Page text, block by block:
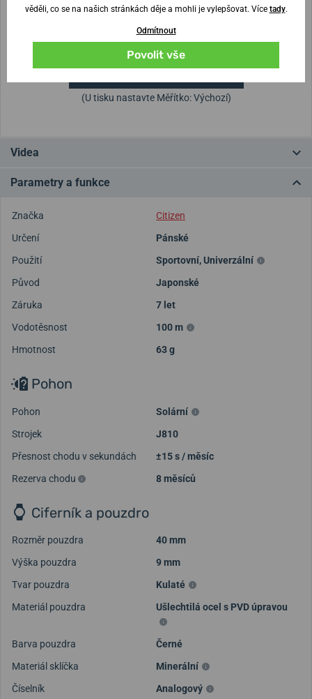
Nejste si jisti velikostí?
Vytisknout vzory velikostí
(U tisku nastavte Měřítko: Výchozí)
Videa
Načíst další videa
Parametry a funkce
Značka
Citizen
Určení
Pánské
Použití
Sportovní,Univerzální
Původ
Japonské
Záruka
7 let
Vodotěsnost
100 m
Hmotnost
63 g
Pohon
Pohon
Solární
Strojek
J810
Přesnost chodu v sekundách
±15 s / měsíc
Rezerva chodu
8 měsíců
Ciferník a pouzdro
Rozměr pouzdra
40 mm
Výška pouzdra
9 mm
Tvar pouzdra
Kulaté
Materiál pouzdra
Ušlechtilá ocel s PVD úpravou
Barva pouzdra
Černé
Materiál sklíčka
Minerální
Číselník
Analogový
věděli, co se na našich stránkách děje a mohli je vylepšovat. Více tady.
Odmítnout
Povolit vše